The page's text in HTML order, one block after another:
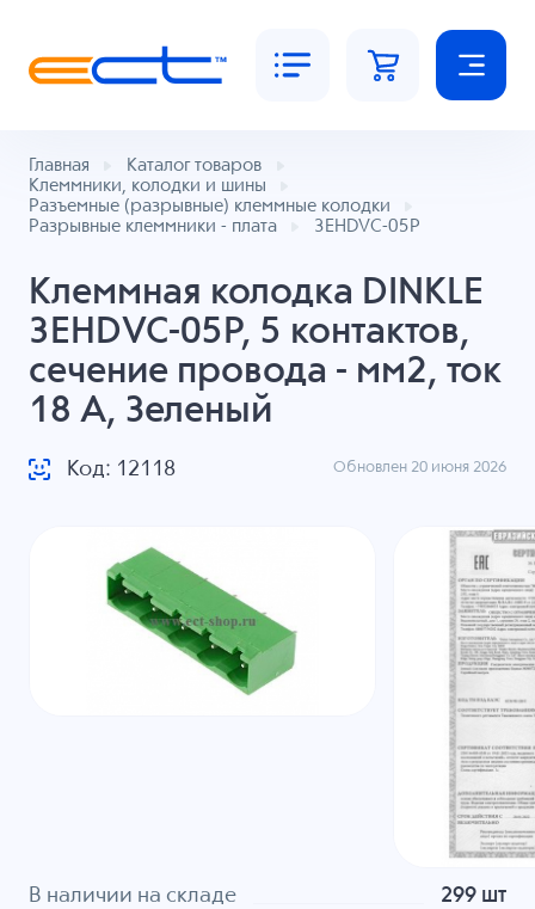
Главная
Каталог товаров
Клеммники, колодки и шины
Разъемные (разрывные) клеммные колодки
Разрывные клеммники - плата
3EHDVC-05P
Клеммная колодка DINKLE
3EHDVC-05P, 5 контактов,
сечение провода - мм2, ток
18 A, Зеленый
Код: 12118 Обновлен 20 июня 2026
В наличии на складе 299 шт